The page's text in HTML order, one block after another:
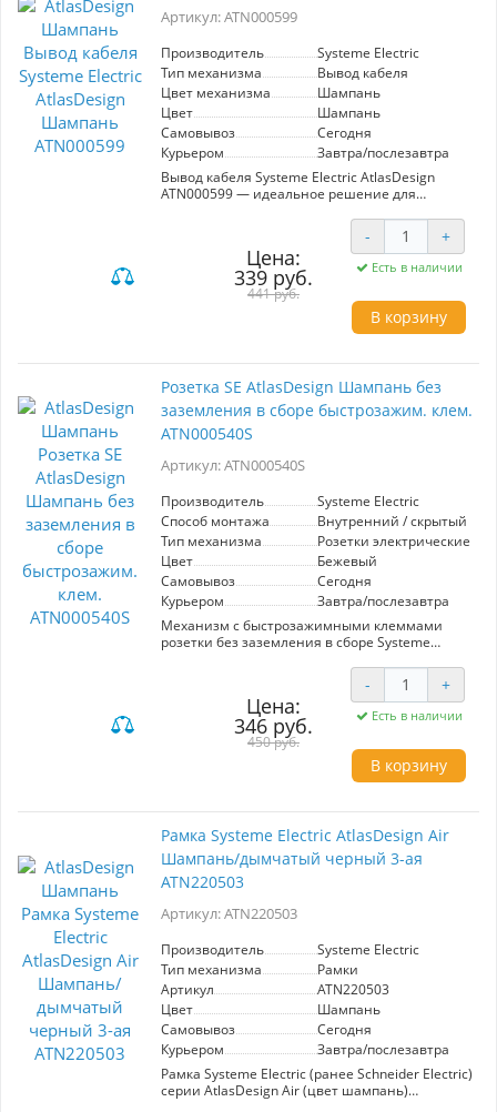
Артикул: ATN000599
Производитель
Systeme Electric
Тип механизма
Вывод кабеля
Цвет механизма
Шампань
Цвет
Шампань
Самовывоз
Сегодня
Курьером
Завтра/послезавтра
Вывод кабеля Systeme Electric AtlasDesign
ATN000599 — идеальное решение для
Изготовленный из качественного ABS-
пластика, он обладает высокой устойчивостью
к царапинам и УФ-излучению, что гарантирует
долговечность и сохранность эстетического
внешнего вида. Механизм выполнен в
изысканном цвете шампань, что позволяет
отлично вписаться в любые интерьерные
монтажным лапкам, вывод кабеля надежно
фиксируется в монтажной коробке,
обеспечивая дополнительную стабильность.
Этот продукт от renomированного
производителя Systeme Electric станет
надежной основой для подключения кабелей,
сочетая в себе как функциональность, так и
элегантный дизайн. Подходит для
использования в жилых и коммерческих
помещениях.
Цена:
339 руб.
441 руб.
- +
Есть в наличии
В корзину
Розетка SE AtlasDesign Шампань без
заземления в сборе быстрозажим. клем.
ATN000540S
Артикул: ATN000540S
Производитель
Systeme Electric
Способ монтажа
Внутренний / скрытый
Тип механизма
Розетки электрические
Цвет
Бежевый
Самовывоз
Сегодня
Курьером
Завтра/послезавтра
Механизм с быстрозажимными клеммами
розетки без заземления в сборе Systeme
AtlasDesign в цвете шампань подходит для
сетей 250 В, на ток 16 А. С помощью новых
быстрозажимных клемм монтаж розеток и
выключателей стал намного быстрее. Теперь
подключение не требует использования
Лицевые детали из качественного ABS-
излучению.
Изделие поставляется в комплекте с рамкой
того же цвета.
Цена:
346 руб.
450 руб.
- +
Есть в наличии
В корзину
Рамка Systeme Electric AtlasDesign Air
Шампань/дымчатый черный 3-ая
ATN220503
Артикул: ATN220503
Производитель
Systeme Electric
Тип механизма
Рамки
Артикул
ATN220503
Цвет
Шампань
Самовывоз
Сегодня
Курьером
Завтра/послезавтра
Рамка Systeme Electric (ранее Schneider Electric)
серии AtlasDesign Air (цвет шампань)